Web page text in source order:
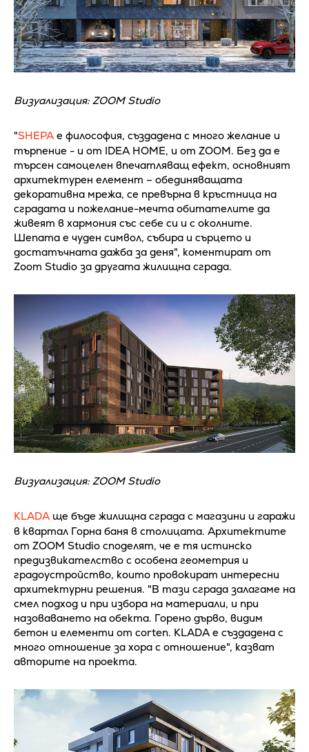
Визуализация: ZOOM Studio
"SHEPA е философия, създадена с много желание и
търпение - и от IDEA HOME, и от ZOOM. Без да е
търсен самоцелен впечатляващ ефект, основният
архитектурен елемент – обединяващата
декоративна мрежа, се превърна в кръстница на
сградата и пожелание-мечта обитателите да
живеят в хармония със себе си и с околните.
Шепата е чуден символ, събира и сърцето и
достатъчната дажба за деня", коментират от
Zoom Studio за другата жилищна сграда.
Визуализация: ZOOM Studio
KLADA ще бъде жилищна сграда с магазини и гаражи
в квартал Горна баня в столицата. Архитектите
от ZOOM Studio споделят, че e тя истинско
предизвикателство с особена геометрия и
градоустройство, които провокират интересни
архитектурни решения. "В тази сграда залагаме на
смел подход и при избора на материали, и при
назоваването на обекта. Горено дърво, видим
бетон и елементи от corten. KLADA е създадена с
много отношение за хора с отношение", казват
авторите на проекта.